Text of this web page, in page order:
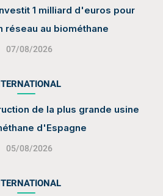
1 milliard d'euros pour
réseau au biométhane
07/08/2026
de la plus grande usine
d'Espagne
05/08/2026